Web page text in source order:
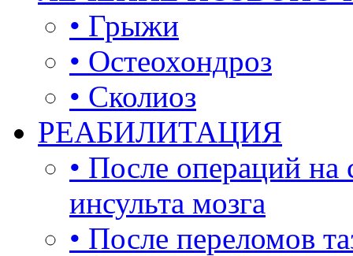
• Грыжи
• Остеохондроз
• Сколиоз
РЕАБИЛИТАЦИЯ
• После операций на
инсульта мозга
• После переломов